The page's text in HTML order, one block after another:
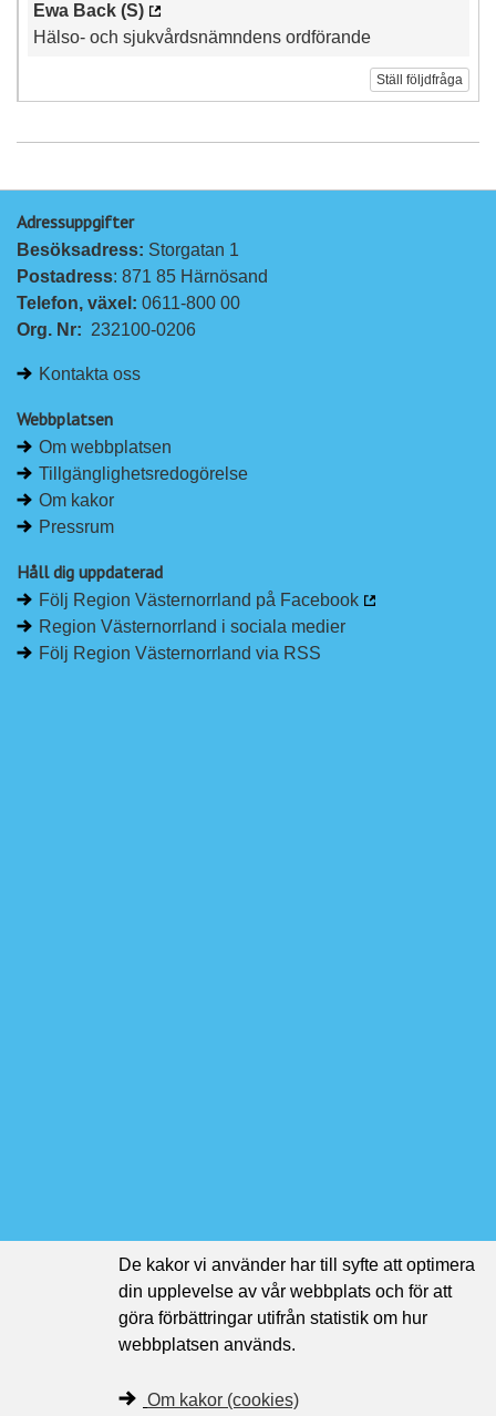
Ewa Back (S)
Hälso- och sjukvårdsnämndens ordförande
Ställ följdfråga
Adressuppgifter
Besöksadress: Storgatan 1
Postadress: 871 85 Härnösand
Telefon, växel: 0611-800 00
Org. Nr: 232100-0206
Kontakta oss
Webbplatsen
Om webbplatsen
Tillgänglighetsredogörelse
Om kakor
Pressrum
Håll dig uppdaterad
Följ Region Västernorrland på Facebook
Region Västernorrland i sociala medier
Följ Region Västernorrland via RSS
De kakor vi använder har till syfte att optimera
din upplevelse av vår webbplats och för att
göra förbättringar utifrån statistik om hur
webbplatsen används.
Om kakor (cookies)